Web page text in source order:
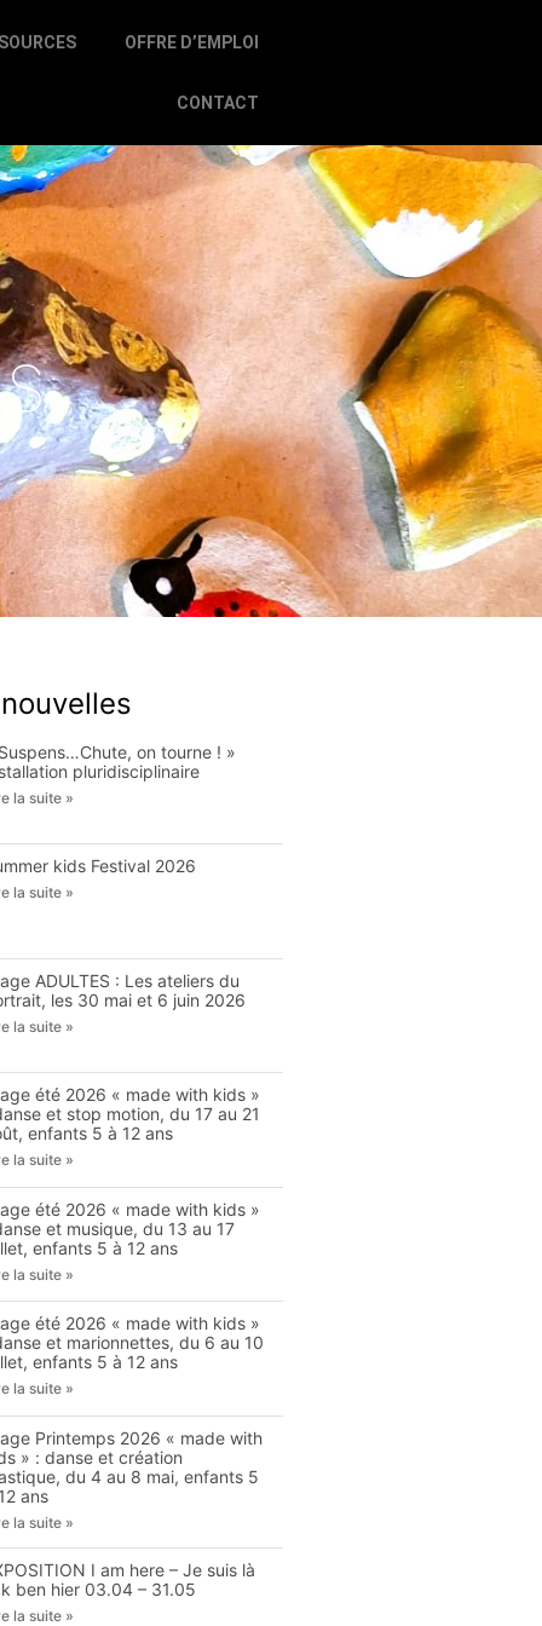
OFFRE D’EMPLOI
CONTACT
on tourne ! »
pluridisciplinaire
la suite »
kids Festival 2026
la suite »
ADULTES : Les ateliers du
les 30 mai et 6 juin 2026
la suite »
été 2026 « made with kids »
et stop motion, du 17 au 21
enfants 5 à 12 ans
la suite »
été 2026 « made with kids »
et musique, du 13 au 17
enfants 5 à 12 ans
la suite »
été 2026 « made with kids »
et marionnettes, du 6 au 10
enfants 5 à 12 ans
la suite »
Printemps 2026 « made with
» : danse et création
du 4 au 8 mai, enfants 5
ans
la suite »
I am here – Je suis là
ben hier 03.04 – 31.05
la suite »